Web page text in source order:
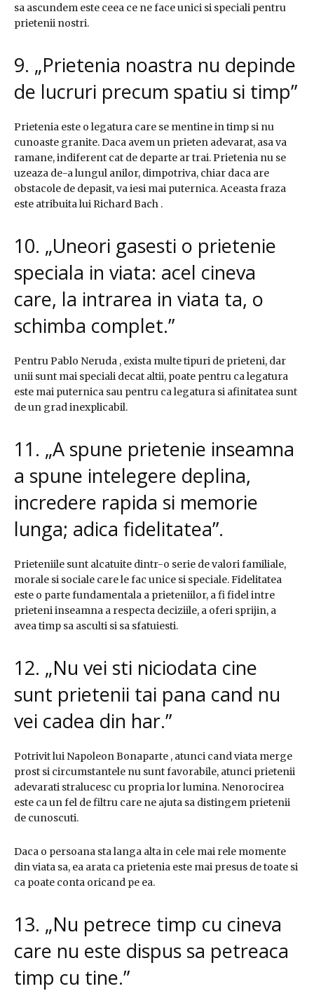
sa ascundem este ceea ce ne face unici si speciali pentru
prietenii nostri.
9. „Prietenia noastra nu depinde
de lucruri precum spatiu si timp”
Prietenia este o legatura care se mentine in timp si nu
cunoaste granite. Daca avem un prieten adevarat, asa va
ramane, indiferent cat de departe ar trai. Prietenia nu se
uzeaza de-a lungul anilor, dimpotriva, chiar daca are
obstacole de depasit, va iesi mai puternica. Aceasta fraza
este atribuita lui Richard Bach .
10. „Uneori gasesti o prietenie
speciala in viata: acel cineva
care, la intrarea in viata ta, o
schimba complet.”
Pentru Pablo Neruda , exista multe tipuri de prieteni, dar
unii sunt mai speciali decat altii, poate pentru ca legatura
este mai puternica sau pentru ca legatura si afinitatea sunt
de un grad inexplicabil.
11. „A spune prietenie inseamna
a spune intelegere deplina,
incredere rapida si memorie
lunga; adica fidelitatea”.
Prieteniile sunt alcatuite dintr-o serie de valori familiale,
morale si sociale care le fac unice si speciale. Fidelitatea
este o parte fundamentala a prieteniilor, a fi fidel intre
prieteni inseamna a respecta deciziile, a oferi sprijin, a
avea timp sa asculti si sa sfatuiesti.
12. „Nu vei sti niciodata cine
sunt prietenii tai pana cand nu
vei cadea din har.”
Potrivit lui Napoleon Bonaparte , atunci cand viata merge
prost si circumstantele nu sunt favorabile, atunci prietenii
adevarati stralucesc cu propria lor lumina. Nenorocirea
este ca un fel de filtru care ne ajuta sa distingem prietenii
de cunoscuti.
Daca o persoana sta langa alta in cele mai rele momente
din viata sa, ea arata ca prietenia este mai presus de toate si
ca poate conta oricand pe ea.
13. „Nu petrece timp cu cineva
care nu este dispus sa petreaca
timp cu tine.”